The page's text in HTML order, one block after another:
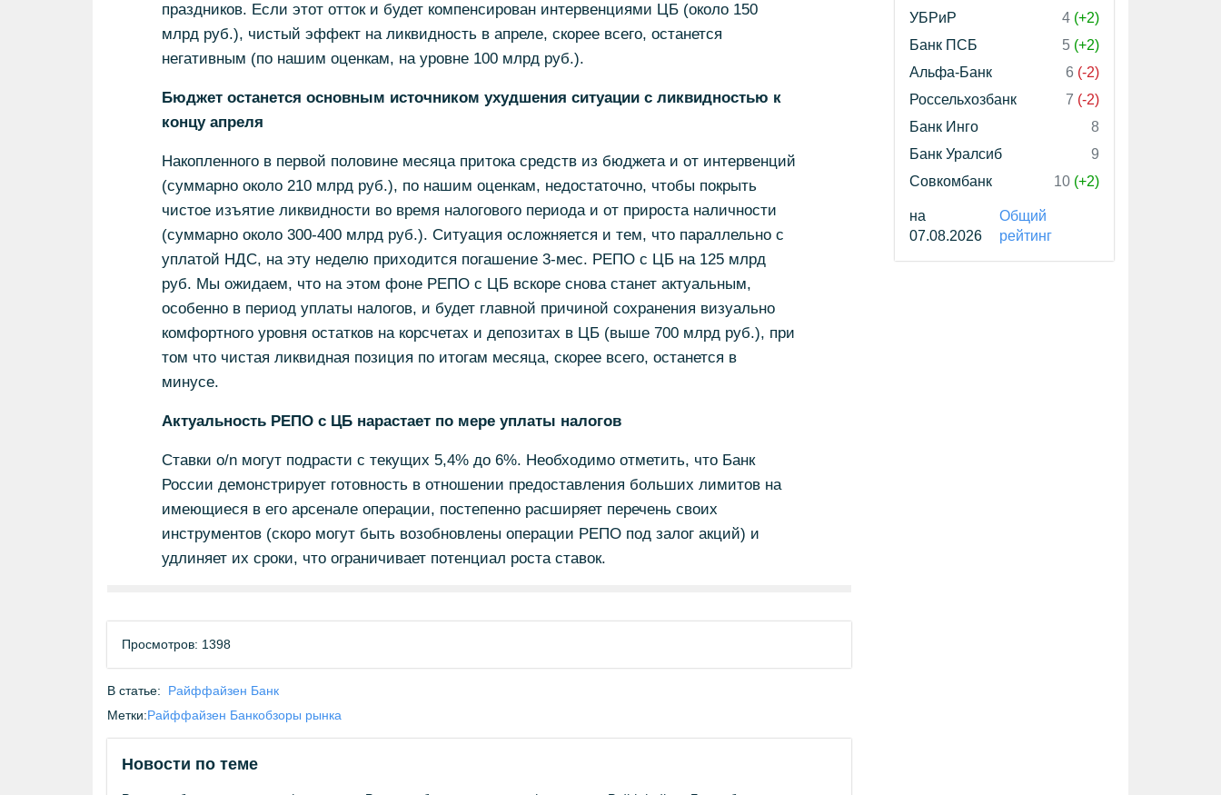
праздников. Если этот отток и будет компенсирован интервенциями ЦБ (около 150
млрд руб.), чистый эффект на ликвидность в апреле, скорее всего, останется
негативным (по нашим оценкам, на уровне 100 млрд руб.).
Бюджет останется основным источником ухудшения ситуации с ликвидностью к
концу апреля
Накопленного в первой половине месяца притока средств из бюджета и от интервенций
(суммарно около 210 млрд руб.), по нашим оценкам, недостаточно, чтобы покрыть
чистое изъятие ликвидности во время налогового периода и от прироста наличности
(суммарно около 300-400 млрд руб.). Ситуация осложняется и тем, что параллельно с
уплатой НДС, на эту неделю приходится погашение 3-мес. РЕПО с ЦБ на 125 млрд
руб. Мы ожидаем, что на этом фоне РЕПО с ЦБ вскоре снова станет актуальным,
особенно в период уплаты налогов, и будет главной причиной сохранения визуально
комфортного уровня остатков на корсчетах и депозитах в ЦБ (выше 700 млрд руб.), при
том что чистая ликвидная позиция по итогам месяца, скорее всего, останется в
минусе.
Актуальность РЕПО с ЦБ нарастает по мере уплаты налогов
Ставки o/n могут подрасти с текущих 5,4% до 6%. Необходимо отметить, что Банк
России демонстрирует готовность в отношении предоставления больших лимитов на
имеющиеся в его арсенале операции, постепенно расширяет перечень своих
инструментов (скоро могут быть возобновлены операции РЕПО под залог акций) и
удлиняет их сроки, что ограничивает потенциал роста ставок.
Просмотров: 1398
В статье:
Райффайзен Банк
Метки:Райффайзен Банкобзоры рынка
Новости по теме
УБРиР
4 (+2)
Банк ПСБ
5 (+2)
Альфа-Банк
6 (-2)
Россельхозбанк
7 (-2)
Банк Инго
8
Банк Уралсиб
9
Совкомбанк
10 (+2)
на
07.08.2026
Общий
рейтинг